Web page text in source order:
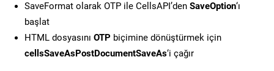
SaveFormat olarak OTP ile CellsAPI’den SaveOption‘ı
başlat
HTML dosyasını OTP biçimine dönüştürmek için
cellsSaveAsPostDocumentSaveAs‘i çağır